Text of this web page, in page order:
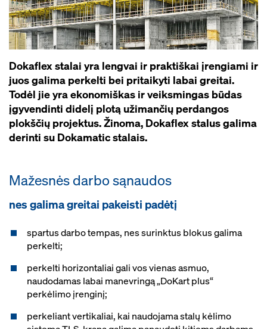
Dokaflex stalai yra lengvai ir praktiškai įrengiami ir
juos galima perkelti bei pritaikyti labai greitai.
Todėl jie yra ekonomiškas ir veiksmingas būdas
įgyvendinti didelį plotą užimančių perdangos
plokščių projektus. Žinoma, Dokaflex stalus galima
derinti su Dokamatic stalais.
Mažesnės darbo sąnaudos
nes galima greitai pakeisti padėtį
spartus darbo tempas, nes surinktus blokus galima
perkelti;
perkelti horizontaliai gali vos vienas asmuo,
naudodamas labai manevringą „DoKart plus“
perkėlimo įrenginį;
perkeliant vertikaliai, kai naudojama stalų kėlimo